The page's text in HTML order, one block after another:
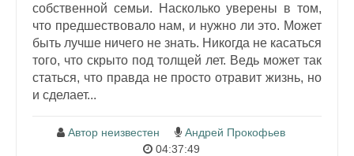
собственной семьи. Насколько уверены в том,
что предшествовало нам, и нужно ли это. Может
быть лучше ничего не знать. Никогда не касаться
того, что скрыто под толщей лет. Ведь может так
статься, что правда не просто отравит жизнь, но
и сделает...
Автор неизвестен
Андрей Прокофьев
04:37:49